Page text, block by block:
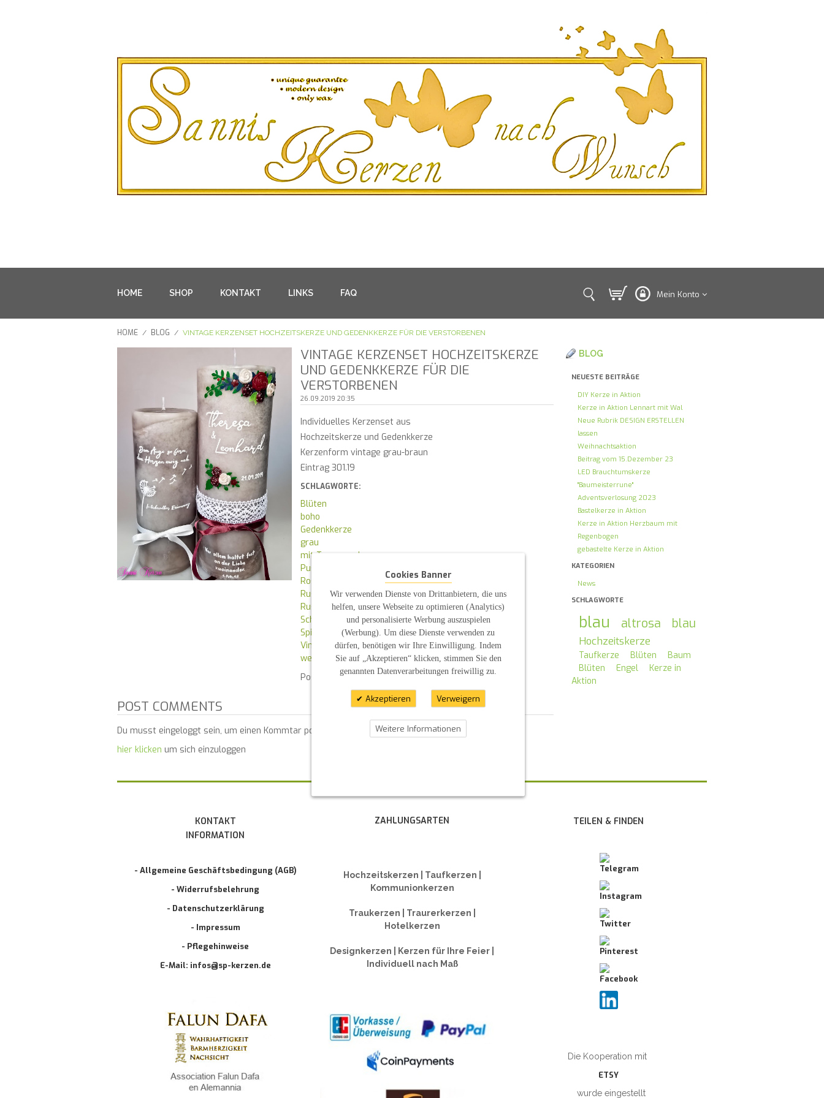
Mein Konto
HOME SHOP KONTAKT LINKS FAQ
HOME / BLOG / VINTAGE KERZENSET HOCHZEITSKERZE UND GEDENKKERZE FÜR DIE VERSTORBENEN
VINTAGE KERZENSET HOCHZEITSKERZE
UND GEDENKKERZE FÜR DIE
VERSTORBENEN
26.09.2019 20:35
Individuelles Kerzenset aus
Hochzeitskerze und Gedenkkerze
Kerzenform vintage grau-braun
Eintrag 301.19
SCHLAGWORTE:
Blüten
boho
Gedenkkerze
grau
mit Trauspruch
Pusteblumen
Rosen
Rustikanakerze
Rustikkerze
Schleife
Spitze
Vintage
weiß
Posted inNewsBy :ES PE
POST COMMENTS
Du musst eingeloggt sein, um einen Kommtar posten zu können.
hier klicken um sich einzuloggen
BLOG
NEUESTE BEITRÄGE
DIY Kerze in Aktion
Kerze in Aktion Lennart mit Wal
Neue Rubrik DESIGN ERSTELLEN
lassen
Weihnachtsaktion
Beitrag vom 15.Dezember 23
LED Brauchtumskerze
"Baumeisterrune"
Adventsverlosung 2023
Bastelkerze in Aktion
Kerze in Aktion Herzbaum mit
Regenbogen
gebastelte Kerze in Aktion
KATEGORIEN
News
SCHLAGWORTE
blau altrosa blau
Hochzeitskerze
Taufkerze Blüten
Baum
Blüten
Engel
Kerze in
Aktion
KONTAKT
INFORMATION
- Allgemeine Geschäftsbedingung (AGB)
- Widerrufsbelehrung
- Datenschutzerklärung
- Impressum
- Pflegehinweise
E-Mail: infos@sp-kerzen.de
ZAHLUNGSARTEN
Hochzeitskerzen | Taufkerzen |
Kommunionkerzen
Traukerzen | Traurerkerzen |
Hotelkerzen
Designkerzen | Kerzen für Ihre Feier |
Individuell nach Maß
TEILEN & FINDEN
Die Kooperation mit
ETSY
wurde eingestellt
Cookies Banner
Wir verwenden Dienste von Drittanbietern, die uns
helfen, unsere Webseite zu optimieren (Analytics)
und personalisierte Werbung auszuspielen
(Werbung). Um diese Dienste verwenden zu
dürfen, benötigen wir Ihre Einwilligung. Indem
Sie auf „Akzeptieren“ klicken, stimmen Sie den
genannten Datenverarbeitungen freiwillig zu.
Akzeptieren Verweigern
Weitere Informationen